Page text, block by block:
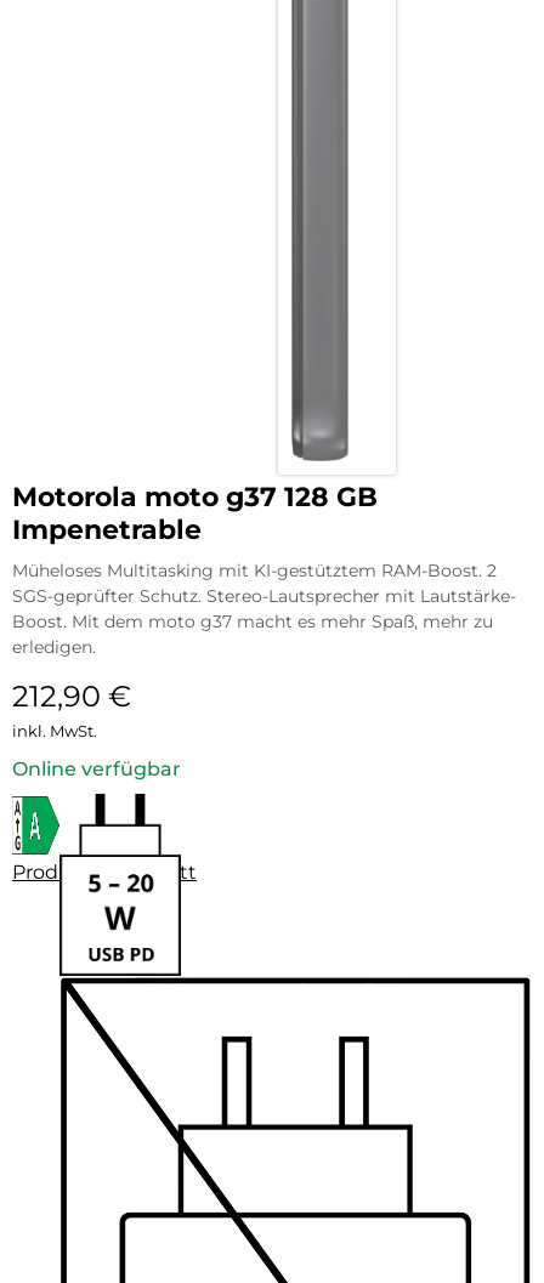
Motorola moto g37 128 GB
Impenetrable
Müheloses Multitasking mit KI-gestütztem RAM-Boost. 2
SGS-geprüfter Schutz. Stereo-Lautsprecher mit Lautstärke-
Boost. Mit dem moto g37 macht es mehr Spaß, mehr zu
erledigen.
212,90 €
inkl. MwSt.
Online verfügbar
Produktdatenblatt